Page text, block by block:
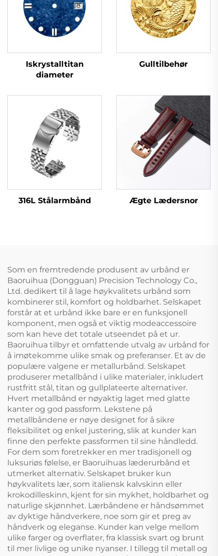
Iskrystalltitan
diameter
Gulltilbehør
316L Stålarmbånd Ægte Lædersnor
Som en fremtredende produsent av urbånd er
Baoruihua (Dongguan) Precision Technology Co.,
Ltd. dedikert til å lage høykvalitets urbånd som
kombinerer stil, komfort og holdbarhet. Selskapet
forstår at et urbånd ikke bare er en funksjonell
komponent, men også et viktig modeaccessoire
som kan heve det totale utseendet på et ur.
Baoruihua tilbyr et omfattende utvalg av urbånd for
å imøtekomme ulike smak og preferanser. Et av de
populære valgene er metallurbånd. Selskapet
produserer metallbånd i ulike materialer, inkludert
rustfritt stål, titan og gullplateerte alternativer.
Hvert metallbånd er nøyaktig laget med glatte
kanter og god passform. Lekstene på
metallbåndene er nøye designet for å sikre
fleksibilitet og enkel justering, slik at kunder kan
finne den perfekte passformen til sine håndledd.
For dem som foretrekker en mer tradisjonell og
luksuriøs følelse, er Baoruihuas læderurbånd et
utmerket alternativ. Selskapet bruker kun
høykvalitets lær, som italiensk kalvskinn eller
krokodilleskinn, kjent for sin mykhet, holdbarhet og
naturlige skjønnhet. Lærbåndene er håndsømmet
av dyktige håndverkere, noe som gir et preg av
håndverk og eleganse. Kunder kan velge mellom
ulike farger og overflater, fra klassisk svart og brunt
til mer livlige og unike nyanser. I tillegg til metall og